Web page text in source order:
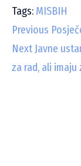
Tags: MISBIH
C
o
n
Previous
NextJavne
za rad, ali